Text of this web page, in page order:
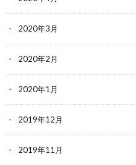
2020年3月
2020年2月
2020年1月
2019年12月
2019年11月